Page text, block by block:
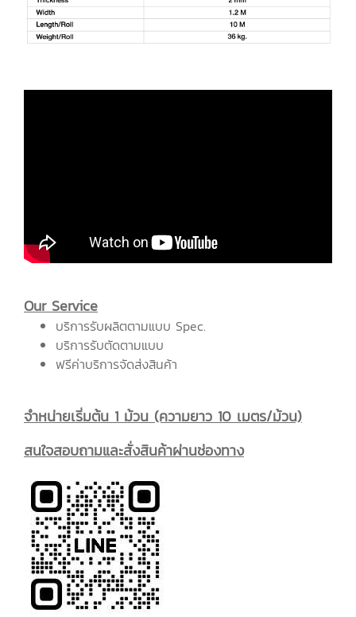
Our Service
บริการรับผลิตตามแบบ Spec.
บริการรับตัดตามแบบ
ฟรีค่าบริการจัดส่งสินค้า
จำหน่ายเริ่มต้น 1 ม้วน (ความยาว 10 เมตร/ม้วน)
สนใจสอบถามและสั่งสินค้าผ่านช่องทาง